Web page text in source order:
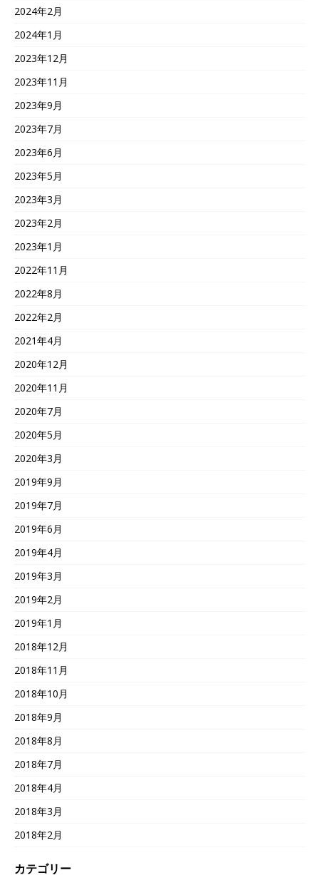
2024年2月
2024年1月
2023年12月
2023年11月
2023年9月
2023年7月
2023年6月
2023年5月
2023年3月
2023年2月
2023年1月
2022年11月
2022年8月
2022年2月
2021年4月
2020年12月
2020年11月
2020年7月
2020年5月
2020年3月
2019年9月
2019年7月
2019年6月
2019年4月
2019年3月
2019年2月
2019年1月
2018年12月
2018年11月
2018年10月
2018年9月
2018年8月
2018年7月
2018年4月
2018年3月
2018年2月
カテゴリー